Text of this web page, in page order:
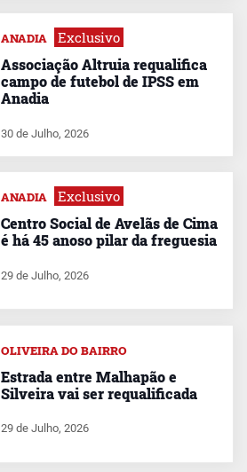
ANADIA Exclusivo
Associação Altruia requalifica
campo de futebol de IPSS em
Anadia
30 de Julho, 2026
ANADIA Exclusivo
Centro Social de Avelãs de Cima
é há 45 anoso pilar da freguesia
29 de Julho, 2026
OLIVEIRA DO BAIRRO
Estrada entre Malhapão e
Silveira vai ser requalificada
29 de Julho, 2026